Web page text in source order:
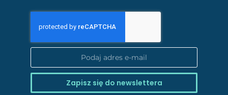
Zapisz się do newslettera